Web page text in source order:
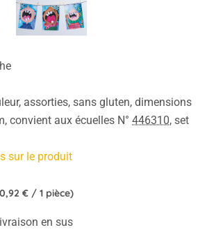
assorties, sans gluten, dimensions
convient aux écuelles N° 446310, set
sur le produit
€ / 1 pièce)
en sus